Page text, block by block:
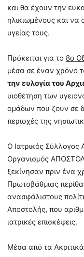
και θα έχουν την
ηλικιωμένους και
υγείας τους.
Πρόκειται για το 8ο
μέσα σε έναν χρόνο
την ευλογία του
υιοθέτηση των
ομάδων που ζουν σε
περιοχές της
Ο Ιατρικός
Οργανισμός
ξεκίνησαν πριν ένα
Πρωτοβάθμιας
ανασφάλιστους
Αποστολής, που
ιατρικές επισκέψεις.
Μέσα από τα